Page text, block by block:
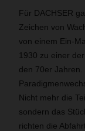
Für DACHSER
Zeichen von
von einem Ein-
1930 zu einer
den 70er
Nicht mehr die
sondern das
richten die